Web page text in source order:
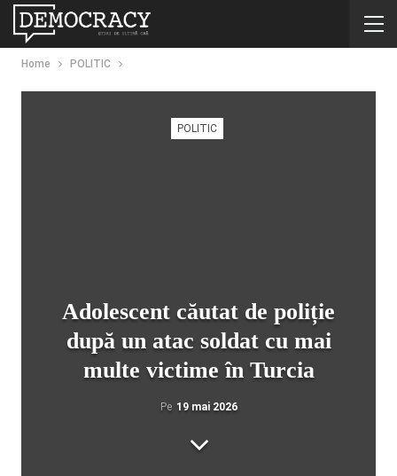
Home POLITIC
POLITIC
Adolescent căutat de poliție
după un atac soldat cu mai
multe victime în Turcia
Pe 19 mai 2026